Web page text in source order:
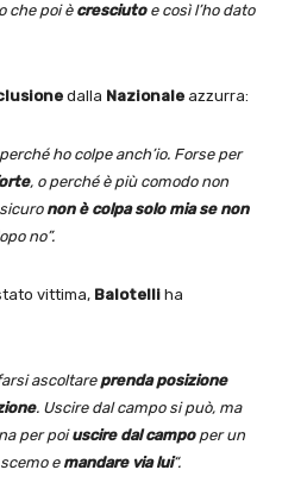
che poi è cresciutoe così l’ho dato
dalla Nazionale azzurra:
ho colpe anch’io. Forse per
, o perché è più comodo non
non è colpa solo mia se non
no”.
vittima, Balotelli ha
ascoltare prenda posizione
. Uscire dal campo si può, ma
per poiuscire dal campoper un
emandare via lui“.